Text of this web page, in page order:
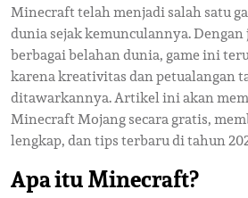
Minecraft telah menjadi salah satu
dunia sejak kemunculannya.
berbagai belahan dunia, game ini
karena kreativitas dan petualangan
ditawarkannya. Artikel ini akan
Minecraft Mojang secara gratis,
lengkap, dan tips terbaru di tahun
Apa itu Minecraft?